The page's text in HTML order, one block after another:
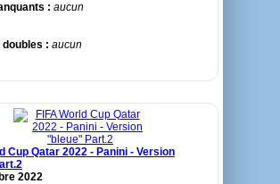
: aucun
doubles : aucun
Cup Qatar 2022 - Panini - Version
2022